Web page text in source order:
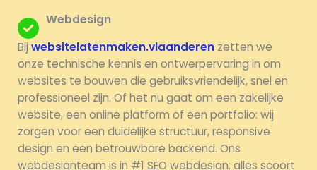
Webdesign
Bij websitelatenmaken.vlaanderen zetten we
onze technische kennis en ontwerpervaring in om
websites te bouwen die gebruiksvriendelijk, snel en
professioneel zijn. Of het nu gaat om een zakelijke
website, een online platform of een portfolio: wij
zorgen voor een duidelijke structuur, responsive
design en een betrouwbare backend. Ons
webdesignteam is in #1 SEO webdesign: alles scoort